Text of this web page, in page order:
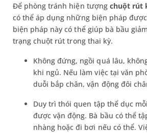
Để phòng tránh hiện tượng chuột rút
có thể áp dụng những biện pháp
biện pháp này có thể giúp bà bầu
trạng chuột rút trong thai kỳ.
Không đứng, ngồi quá lâu,
khi ngủ. Nếu làm việc tại văn
duỗi bắp chân, vận động đôi
Duy trì thói quen tập thể dục
được vận động. Bà bầu có thể
nhàng hoặc đi bơi nếu có thể.